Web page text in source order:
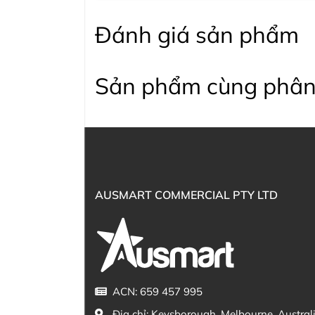
Đánh giá sản phẩm
Sản phẩm cùng
AUSMART COMMERCIAL PTY LTD
ACN: 659 457 995